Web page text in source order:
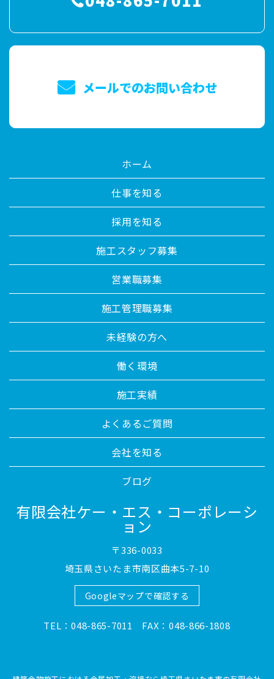
メールでのお問い合わせ
ホーム
仕事を知る
採用を知る
施工スタッフ募集
営業職募集
施工管理職募集
未経験の方へ
働く環境
施工実績
よくあるご質問
会社を知る
ブログ
有限会社ケー・エス・コーポレーシ
ョン
〒336-0033
埼玉県さいたま市南区曲本5-7-10
Googleマップで確認する
TEL：048-865-7011 FAX：048-866-1808